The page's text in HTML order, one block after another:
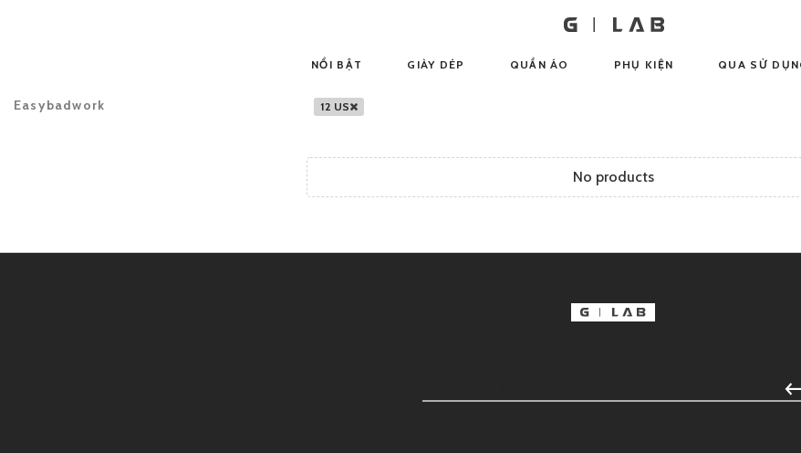
NỔI BẬT GIÀY DÉP QUẦN ÁO PHỤ KIỆN QUA SỬ
Easybadwork 12 US
No products